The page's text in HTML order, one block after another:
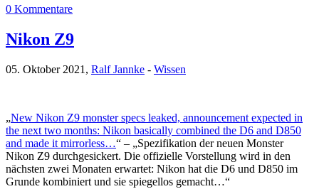
0 Kommentare
Nikon Z9
05. Oktober 2021, Ralf Jannke - Wissen
„New Nikon Z9 monster specs leaked, announcement expected in
the next two months: Nikon basically combined the D6 and D850
and made it mirrorless…“ – „Spezifikation der neuen Monster
Nikon Z9 durchgesickert. Die offizielle Vorstellung wird in den
nächsten zwei Monaten erwartet: Nikon hat die D6 und D850 im
Grunde kombiniert und sie spiegellos gemacht…“